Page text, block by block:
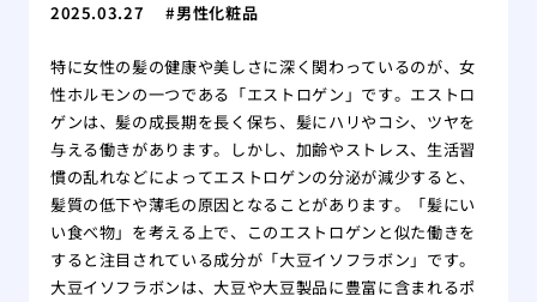
2025.03.27 男性化粧品
特に女性の髪の健康や美しさに深く関わっているのが、女
性ホルモンの一つである「エストロゲン」です。エストロ
ゲンは、髪の成長期を長く保ち、髪にハリやコシ、ツヤを
与える働きがあります。しかし、加齢やストレス、生活習
慣の乱れなどによってエストロゲンの分泌が減少すると、
髪質の低下や薄毛の原因となることがあります。「髪にい
い食べ物」を考える上で、このエストロゲンと似た働きを
すると注目されている成分が「大豆イソフラボン」です。
大豆イソフラボンは、大豆や大豆製品に豊富に含まれるポ